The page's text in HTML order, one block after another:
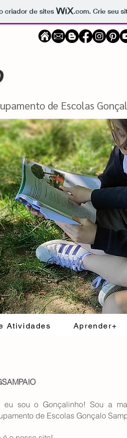
criador de sites .com. Crie seu
de Escolas
Atividades Aprender+
eu sou o Gonçalinho! Sou a
de Escolas Gonçalo